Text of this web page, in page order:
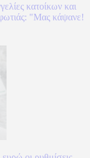
κατοίκων και
φωτιάς: "Μας κάψανε!